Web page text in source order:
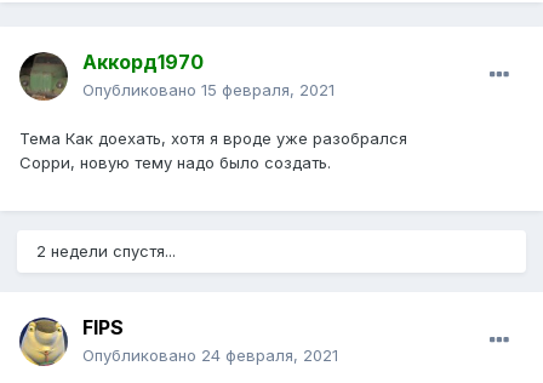
Аккорд1970
Опубликовано 15 февраля, 2021
Тема Как доехать, хотя я вроде уже разобрался
Сорри, новую тему надо было создать.
2 недели спустя...
FIPS
Опубликовано 24 февраля, 2021